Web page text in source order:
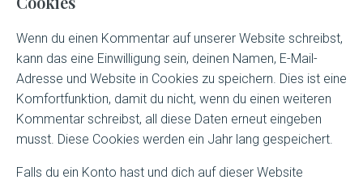
Wenn du einen Kommentar auf unserer Website schreibst,
kann das eine Einwilligung sein, deinen Namen, E-Mail-
Adresse und Website in Cookies zu speichern. Dies ist eine
Komfortfunktion, damit du nicht, wenn du einen weiteren
Kommentar schreibst, all diese Daten erneut eingeben
musst. Diese Cookies werden ein Jahr lang gespeichert.
Falls du ein Konto hast und dich auf dieser Website